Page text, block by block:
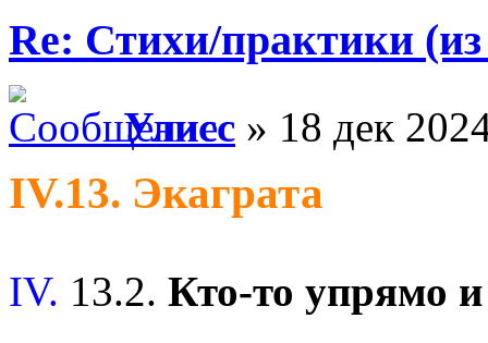
Re: Стихи/практики
Улисс » 18 дек
IV.13. Экаграта
IV. 13.2. Кто-то упрямо